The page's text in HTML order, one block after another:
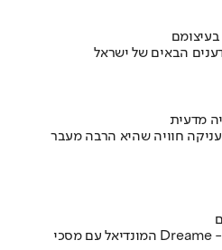
הבאים של ישראל
מדעית
חוויה שהיא הרבה מעבר